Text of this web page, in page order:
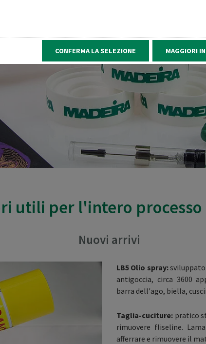
CONFERMA LA SELEZIONE MAGGIORI
utili per l'intero
Nuovi arrivi
LB5 Olio spray:sviluppato
antigoccia, circa 3600
barra dell'ago, biella,
Taglia-cuciture: pratico
rimuovere fliseline.
afferrare e rimuovere il